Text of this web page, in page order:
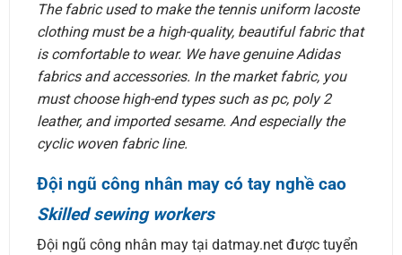
The fabric used to make the tennis uniform lacoste
clothing must be a high-quality, beautiful fabric that
is comfortable to wear. We have genuine Adidas
fabrics and accessories. In the market fabric, you
must choose high-end types such as pc, poly 2
leather, and imported sesame. And especially the
cyclic woven fabric line.
Đội ngũ công nhân may có tay nghề cao
Skilled sewing workers
Đội ngũ công nhân may tại datmay.net được tuyển